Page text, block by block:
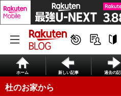
ホーム 新しい記事 過去の
杜のお家から